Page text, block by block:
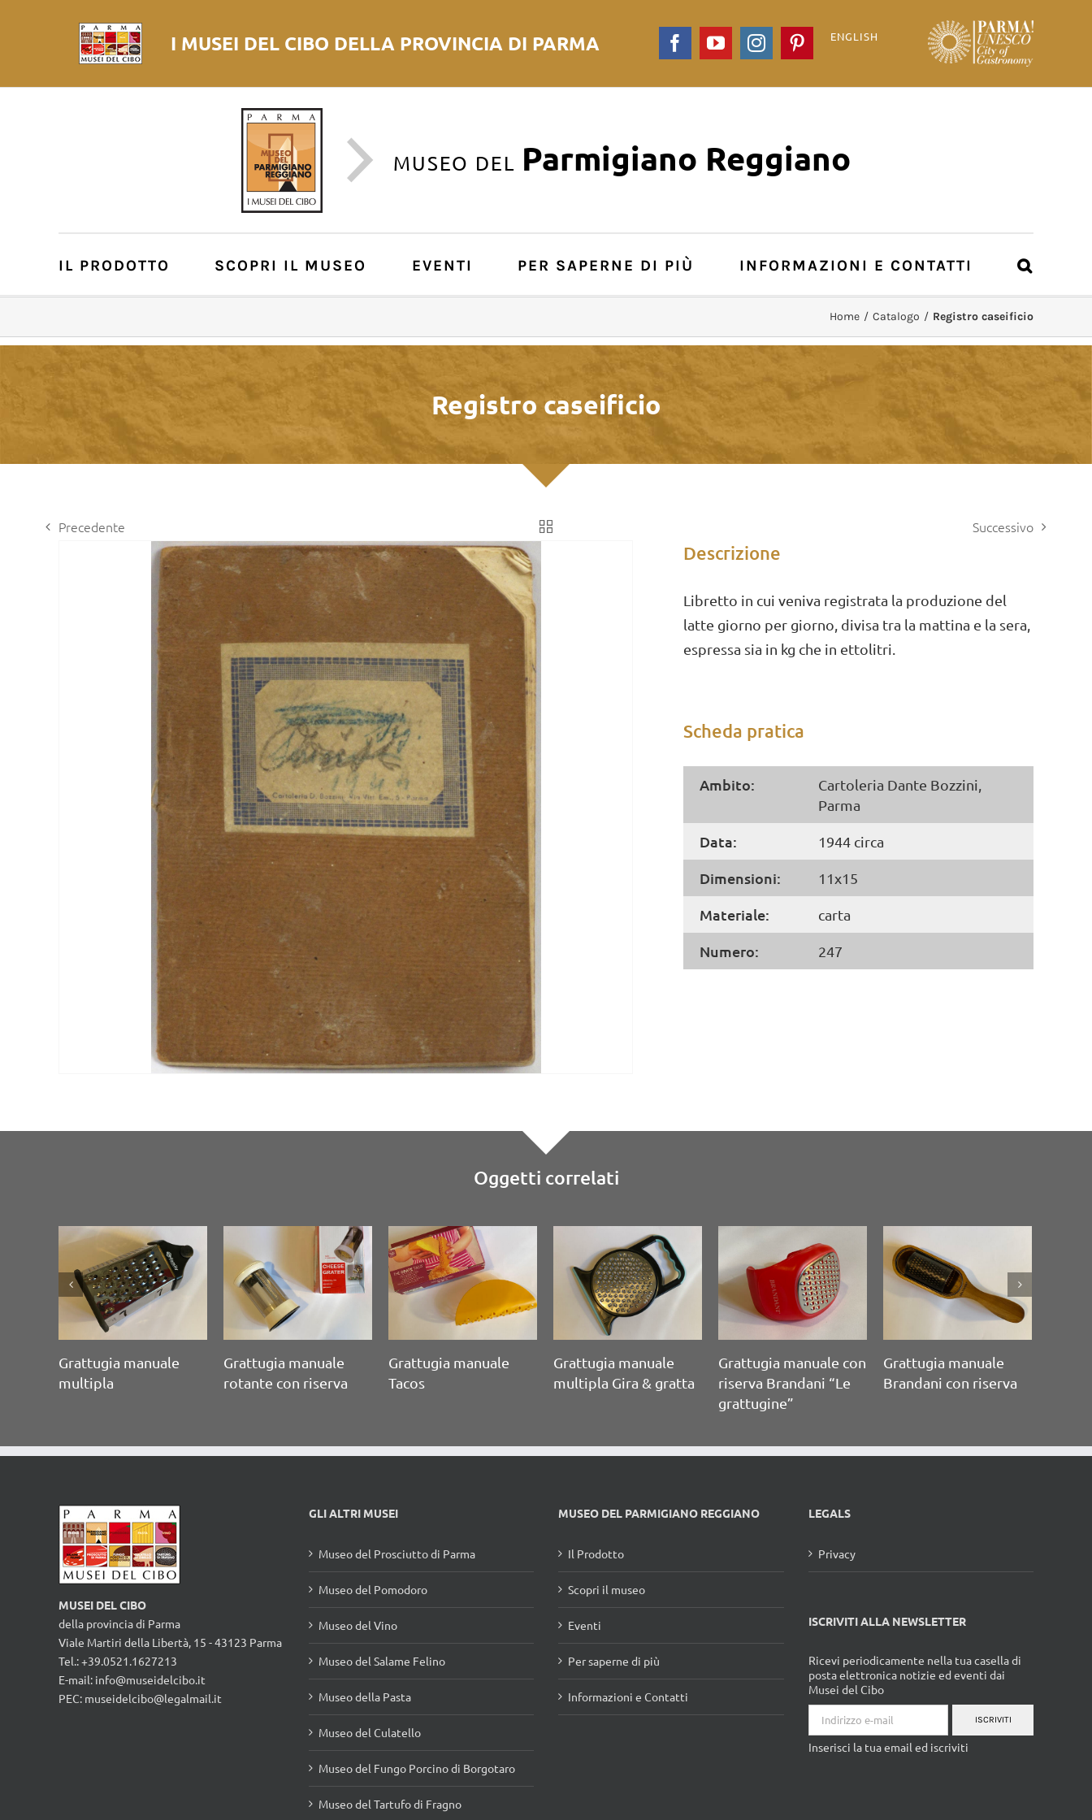
I MUSEI DEL CIBO DELLA PROVINCIA DI PARMA ENGLISH
FacebookYouTubeInstagramPinterest
MUSEO DEL Parmigiano Reggiano
IL PRODOTTO SCOPRI IL MUSEO EVENTI PER SAPERNE DI PIÙ INFORMAZIONI E CONTATTI
Registro caseificio
Home / Catalogo / Registro caseificio
Precedente Successivo
Descrizione
Libretto in cui veniva registrata la produzione del
latte giorno per giorno, divisa tra la mattina e la sera,
espressa sia in kg che in ettolitri.
Scheda pratica
Ambito:
Cartoleria Dante Bozzini,
Parma
Data: 1944 circa
Dimensioni: 11x15
Materiale: carta
Numero: 247
Oggetti correlati
manuale
Gira & gratta
Grattugia manuale con
riserva Brandani “Le
Grattugia manuale
Brandani con riserva
Grattugia manuale
multipla con riserva
Grattugia manuale con
riserva “Guzzini”
Coltello scagliatore a
mandorla
Cartolina
Parmigiano
MUSEI DEL CIBO
della provincia di Parma
Viale Martiri della Libertà, 15 - 43123 Parma
Tel.: +39.0521.1627213
E-mail:
info@museidelcibo.it
PEC: museidelcibo@legalmail.it
Museo del Fungo Porcino di Borgotaro
Museo del Tartufo di Fragno
Scopri il museo
Per saperne di più
Privacy
Ricevi periodicamente nella tua casella di
posta elettronica notizie ed eventi dai
Musei del Cibo